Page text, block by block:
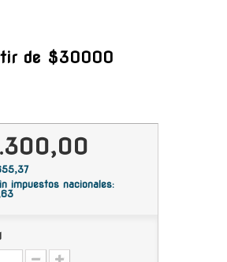
de $30000
impuestos nacionales: